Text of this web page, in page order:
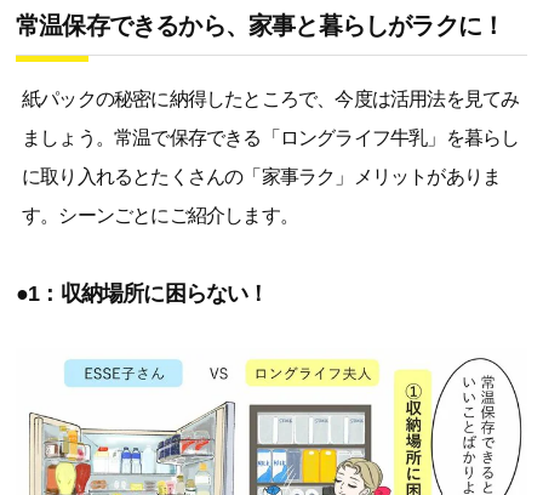
常温保存できるから、家事と暮らしがラクに！
紙パックの秘密に納得したところで、今度は活用法を見てみ
ましょう。常温で保存できる「ロングライフ牛乳」を暮らし
に取り入れるとたくさんの「家事ラク」メリットがありま
す。シーンごとにご紹介します。
●1：収納場所に困らない！